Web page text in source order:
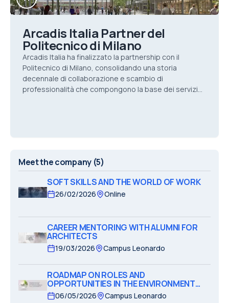
Arcadis Italia Partner del
Politecnico di Milano
Arcadis Italia ha finalizzato la partnership con il
Politecnico di Milano, consolidando una storia
decennale di collaborazione e scambio di
professionalità che compongono la base dei servizi
Meet the company (5)
SOFT SKILLS AND THE WORLD OF WORK
26/02/2026 Online
CAREER MENTORING WITH ALUMNI FOR
ARCHITECTS
19/03/2026 Campus Leonardo
ROADMAP ON ROLES AND
OPPORTUNITIES IN THE ENVIRONMENT
AND SUSTAINABILITY SECTOR
06/05/2026 Campus Leonardo